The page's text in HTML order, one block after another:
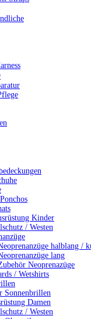
Kinder
/ Westen
halblang /
lang
Neoprenazüge
/ Wetshirts
Sonnenbrillen
Damen
/ Westen